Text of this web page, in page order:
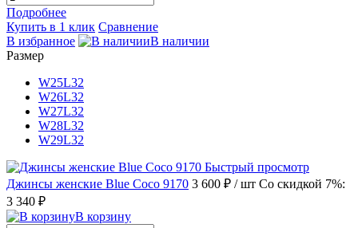
Подробнее
Купить в 1 клик Сравнение
В избранное
В наличии
Размер
W25L32
W26L32
W27L32
W28L32
W29L32
Быстрый просмотр
Джинсы женские Blue Coco 9170 3 600 ₽ / шт Со скидкой 7%:
3 340 ₽
В корзину